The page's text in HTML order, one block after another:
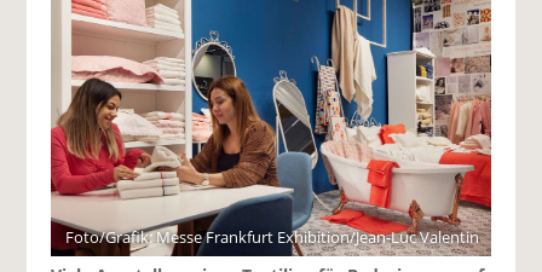
Foto/Grafik: Messe Frankfurt Exhibition/Jean-Luc Valentin